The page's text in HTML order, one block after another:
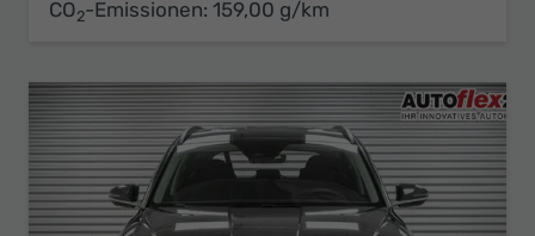
CO2-Emissionen: 159,00 g/km